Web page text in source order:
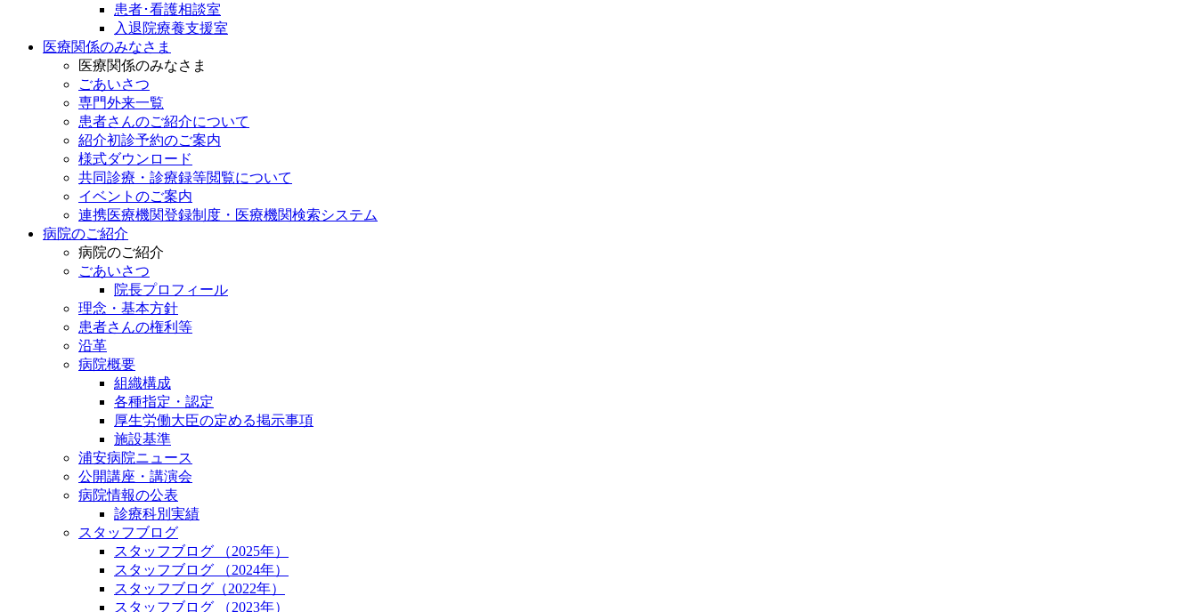
患者･看護相談室
入退院療養支援室
医療関係のみなさま
医療関係のみなさま
ごあいさつ
専門外来一覧
患者さんのご紹介について
紹介初診予約のご案内
様式ダウンロード
共同診療・診療録等閲覧について
イベントのご案内
連携医療機関登録制度・医療機関検索システム
病院のご紹介
病院のご紹介
ごあいさつ
院長プロフィール
理念・基本方針
患者さんの権利等
沿革
病院概要
組織構成
各種指定・認定
厚生労働大臣の定める掲示事項
施設基準
浦安病院ニュース
公開講座・講演会
病院情報の公表
診療科別実績
スタッフブログ
スタッフブログ （2025年）
スタッフブログ （2024年）
スタッフブログ（2022年）
スタッフブログ （2023年）